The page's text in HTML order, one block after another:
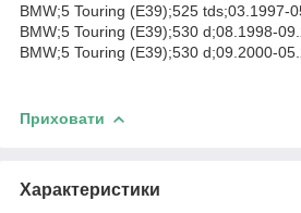
BMW;5 Touring (E39);525 tds;03.1997-
BMW;5 Touring (E39);530 d;08.1998-
BMW;5 Touring (E39);530 d;09.2000-
Приховати
Характеристики